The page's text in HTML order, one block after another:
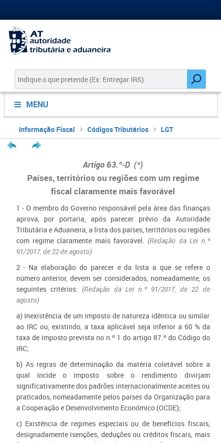
MENU
Informação Fiscal Códigos Tributários LGT
Artigo 63.º-D (*)
Países, territórios ou regiões com um regime
fiscal claramente mais favorável
1 - O membro do Governo responsável pela área das finanças
aprova, por portaria, após parecer prévio da Autoridade
Tributária e Aduaneira, a lista dos países, territórios ou regiões
com regime claramente mais favorável. (Redação da Lei n.º
91/2017, de 22 de agosto)
2 - Na elaboração do parecer e da lista a que se refere o
número anterior, devem ser considerados, nomeadamente, os
seguintes critérios: (Redação da Lei n.º 91/2017, de 22 de
agosto)
a) Inexistência de um imposto de natureza idêntica ou similar
ao IRC ou, existindo, a taxa aplicável seja inferior a 60 % da
taxa de imposto prevista no n.º 1 do artigo 87.º do Código do
IRC;
b) As regras de determinação da matéria coletável sobre a
qual incide o imposto sobre o rendimento divirjam
significativamente dos padrões internacionalmente aceites ou
praticados, nomeadamente pelos países da Organização para
a Cooperação e Desenvolvimento Económico (OCDE);
c) Existência de regimes especiais ou de benefícios fiscais,
designadamente isenções, deduções ou créditos fiscais, mais